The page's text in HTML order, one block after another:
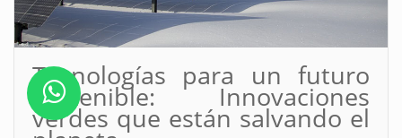
Tecnologías para un futuro
sostenible: Innovaciones
verdes que están salvando el